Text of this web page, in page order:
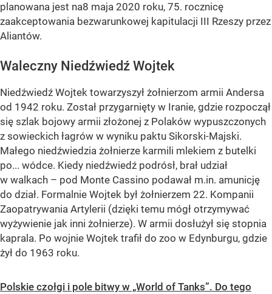
planowana jest na8 maja 2020 roku, 75. rocznicę
zaakceptowania bezwarunkowej kapitulacji III Rzeszy przez
Aliantów.
Waleczny Niedźwiedź Wojtek
Niedźwiedź Wojtek towarzyszył żołnierzom armii Andersa
od 1942 roku. Został przygarnięty w Iranie, gdzie rozpoczął
się szlak bojowy armii złożonej z Polaków wypuszczonych
z sowieckich łagrów w wyniku paktu Sikorski-Majski.
Małego niedźwiedzia żołnierze karmili mlekiem z butelki
po... wódce. Kiedy niedźwiedź podrósł, brał udział
w walkach – pod Monte Cassino podawał m.in. amunicję
do dział. Formalnie Wojtek był żołnierzem 22. Kompanii
Zaopatrywania Artylerii (dzięki temu mógł otrzymywać
wyżywienie jak inni żołnierze). W armii dosłużył się stopnia
kaprala. Po wojnie Wojtek trafił do zoo w Edynburgu, gdzie
żył do 1963 roku.
Polskie czołgi i pole bitwy w „World of Tanks”. Do tego